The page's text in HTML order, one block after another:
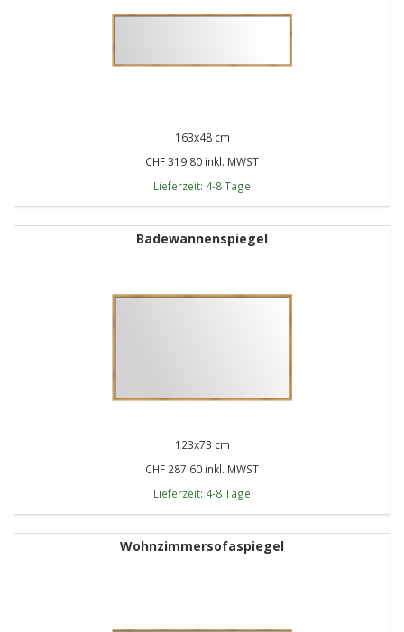
163x48 cm
CHF 319.80 inkl. MWST
Lieferzeit: 4-8 Tage
Badewannenspiegel
123x73 cm
CHF 287.60 inkl. MWST
Lieferzeit: 4-8 Tage
Wohnzimmersofaspiegel